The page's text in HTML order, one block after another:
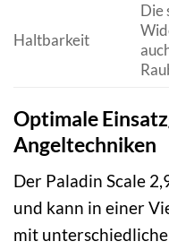
Haltbarkeit
Die
Optimale
Angeltechniken
Der Paladin Scale
und kann in einer
mit